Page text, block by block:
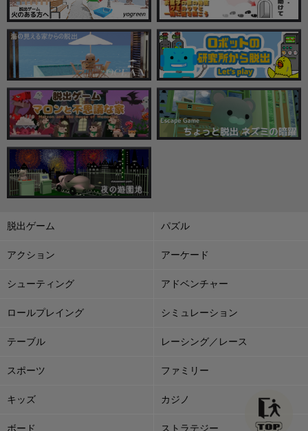
脱出ゲーム パズル
アクション アーケード
シューティング アドベンチャー
ロールプレイング シミュレーション
テーブル レーシング／レース
スポーツ ファミリー
キッズ カジノ
ボード ストラテジー